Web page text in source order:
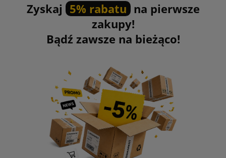
Zyskaj 5% rabatu na pierwsze
zakupy!
Bądź zawsze na bieżąco!